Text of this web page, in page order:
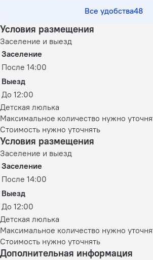
Все удобства48
Условия размещения
Заселение и выезд
Заселение
После 14:00
Выезд
До 12:00
Детская люлька
Максимальное количество нужно
Стоимость нужно уточнять
Условия размещения
Заселение и выезд
Заселение
После 14:00
Выезд
До 12:00
Детская люлька
Максимальное количество нужно
Стоимость нужно уточнять
Дополнительная информация